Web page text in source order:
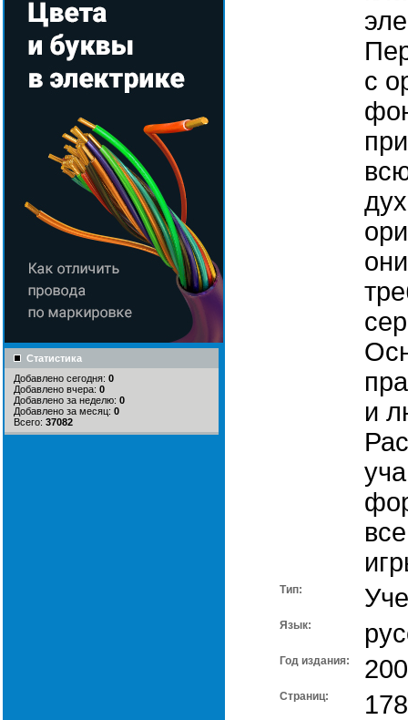
Статистика
Добавлено сегодня: 0
Добавлено вчера: 0
Добавлено за неделю: 0
Добавлено за месяц: 0
Всего: 37082
с
и
Тип:
Язык:
Год издания:
Cтраниц: 178